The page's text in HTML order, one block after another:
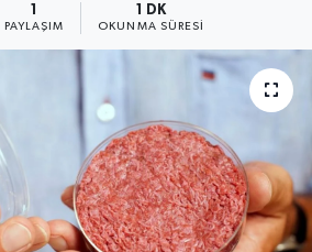
1
PAYLAŞIM
1 DK
OKUNMA SÜRESI